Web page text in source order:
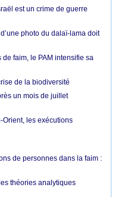
est un crime de guerre
photo du dalaï-lama doit
faim, le PAM intensifie sa
de la biodiversité
un mois de juillet
Orient, les exécutions
de personnes dans la faim :
théories analytiques